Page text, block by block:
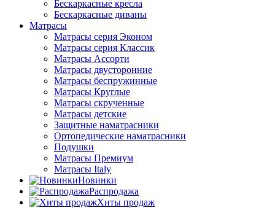
Бескаркасные кресла
Бескаркасные диваны
Матрасы
Матрасы серия Эконом
Матрасы серия Классик
Матрасы Ассорти
Матрасы двусторонние
Матрасы беспружинные
Матрасы Круглые
Матрасы скрученные
Матрасы детские
Защитные наматрасники
Ортопедические наматрасники
Подушки
Матрасы Премиум
Матрасы Italy
Новинки
Распродажа
Хиты продаж